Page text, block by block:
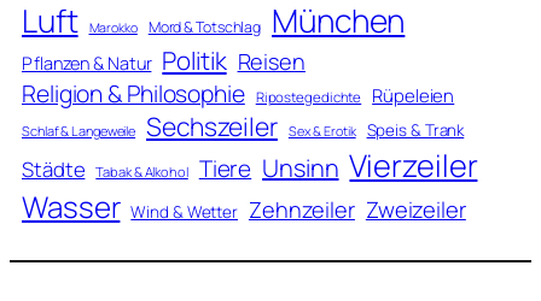
Luft Marokko Mord & Totschlag München
Pflanzen & Natur Politik Reisen
Religion & Philosophie Ripostegedichte Rüpeleien
Schlaf & Langeweile Sechszeiler Sex & Erotik Speis & Trank
Städte Tabak & Alkohol Tiere Unsinn Vierzeiler
Wasser Wind & Wetter Zehnzeiler Zweizeiler